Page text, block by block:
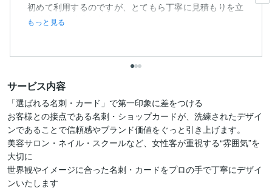
初めて利用するのですが、とてもら丁寧に見積もりを立
ててくださりました。
もっと見る
サービス内容
「選ばれる名刺・カード」で第一印象に差をつける
お客様との接点である名刺・ショップカードが、洗練されたデザイ
ンであることで信頼感やブランド価値をぐっと引き上げます。
美容サロン・ネイル・スクールなど、女性客が重視する“雰囲気”を
大切に
世界観やイメージに合った名刺・カードをプロの手で丁寧にデザイ
ンいたします